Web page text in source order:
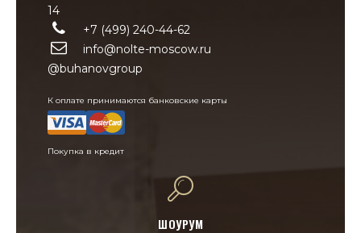
14
+7 (499) 240-44-62
info@nolte-moscow.ru
@buhanovgroup
К оплате принимаются банковские карты
Покупка в кредит
ШОУРУМ